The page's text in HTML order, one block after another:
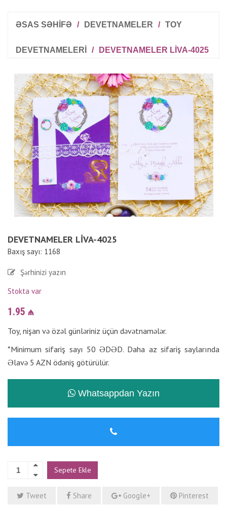
ƏSAS SƏHİFƏ / DEVETNAMELER / TOY
DEVETNAMELERI / DEVETNAMELER LIVA-4025
DEVETNAMELER LIVA-4025
Baxış sayı: 1168
Şərhinizi yazın
Stokta var
1.95 ₼
Toy, nişan və özəl günləriniz üçün dəvətnamələr.
*Minimum sifariş sayı 50 ƏDƏD. Daha az sifariş saylarında
Əlavə 5 AZN ödəniş götürülür.
Whatsappdan Yazın
Sepete Ekle
Tweet Share Google+ Pinterest